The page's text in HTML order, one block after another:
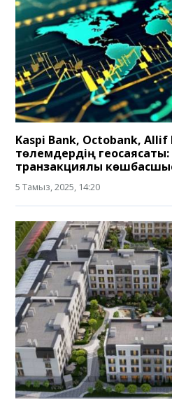
Kaspi Bank, Octobank, Allif
төлемдердің
транзакциялық
5 Тамыз, 2025, 14:20